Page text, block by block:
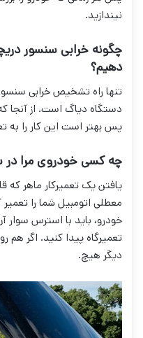
نیندازید.
چگونه خرابی سنسور
دهیم؟
تنها راه تشخیص خرابی
دستگاه دیاگ است. از آنجا
پس بهتر است این کار را به
چه کسی خودروی مرا در
یافتن یک تعمیرکار ماهر که
معطلی اتومبیل شما را
خودرو، باید با استرس
تعمیرگاه پیدا کنید. اگر هم
دیگر هیچ.